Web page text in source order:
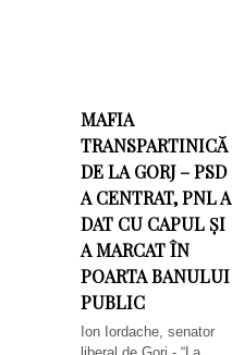
MAFIA
TRANSPARTINICĂ
DE LA GORJ – PSD
A CENTRAT, PNL A
DAT CU CAPUL ȘI
A MARCAT ÎN
POARTA BANULUI
PUBLIC
Ion Iordache, senator